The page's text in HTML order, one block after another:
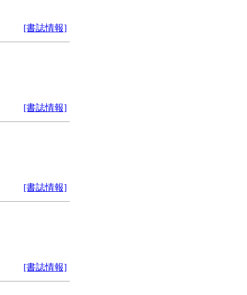
[書誌情報]
[書誌情報]
[書誌情報]
[書誌情報]